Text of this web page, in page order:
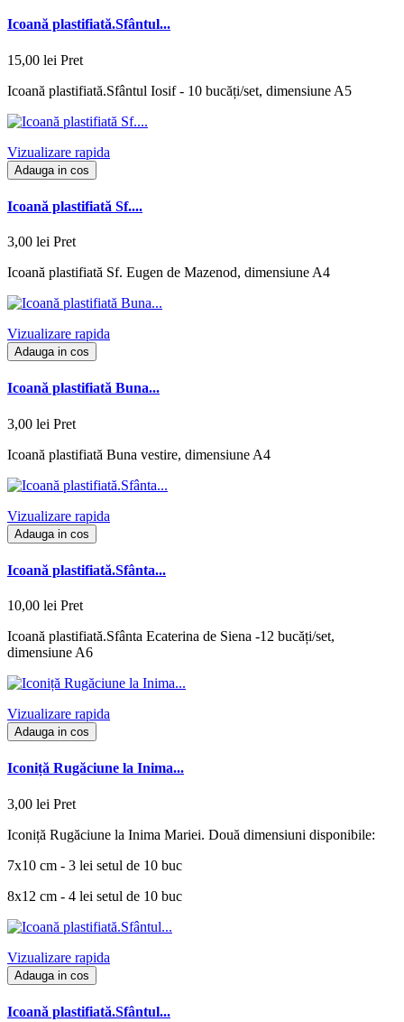
Icoană plastifiată.Sfântul...
15,00 lei Pret
Icoană plastifiată.Sfântul Iosif - 10 bucăți/set, dimensiune A5
Vizualizare rapida
Adauga in cos
Icoană plastifiată Sf....
3,00 lei Pret
Icoană plastifiată Sf. Eugen de Mazenod, dimensiune A4
Vizualizare rapida
Adauga in cos
Icoană plastifiată Buna...
3,00 lei Pret
Icoană plastifiată Buna vestire, dimensiune A4
Vizualizare rapida
Adauga in cos
Icoană plastifiată.Sfânta...
10,00 lei Pret
Icoană plastifiată.Sfânta Ecaterina de Siena -12 bucăți/set,
dimensiune A6
Vizualizare rapida
Adauga in cos
Iconiță Rugăciune la Inima...
3,00 lei Pret
Iconiță Rugăciune la Inima Mariei. Două dimensiuni disponibile:
7x10 cm - 3 lei setul de 10 buc
8x12 cm - 4 lei setul de 10 buc
Vizualizare rapida
Adauga in cos
Icoană plastifiată.Sfântul...